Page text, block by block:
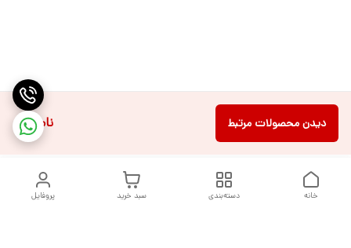
ناموجود دیدن محصولات مرتبط
پروفایل سبد خرید دسته‌بندی خانه